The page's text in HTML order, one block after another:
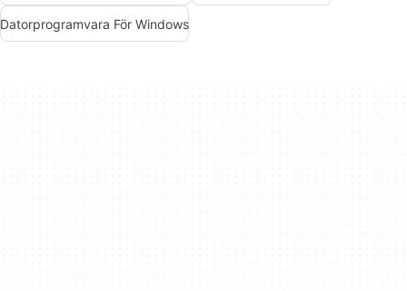
Datorprogramvara För Windows